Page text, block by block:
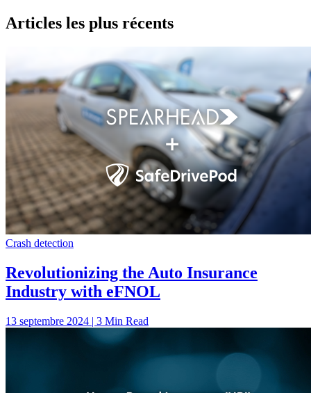
Articles les plus récents
Crash detection
Revolutionizing the Auto Insurance
Industry with eFNOL
13 septembre 2024 | 3 Min Read